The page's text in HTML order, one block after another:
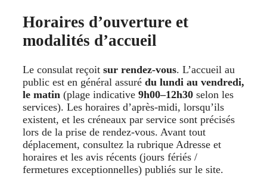
Horaires d’ouverture et
modalités d’accueil
Le consulat reçoit sur rendez-vous. L’accueil au
public est en général assuré du lundi au vendredi,
le matin (plage indicative 9h00–12h30 selon les
services). Les horaires d’après-midi, lorsqu’ils
existent, et les créneaux par service sont précisés
lors de la prise de rendez-vous. Avant tout
déplacement, consultez la rubrique Adresse et
horaires et les avis récents (jours fériés /
fermetures exceptionnelles) publiés sur le site.